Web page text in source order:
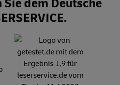
dem Deutsche